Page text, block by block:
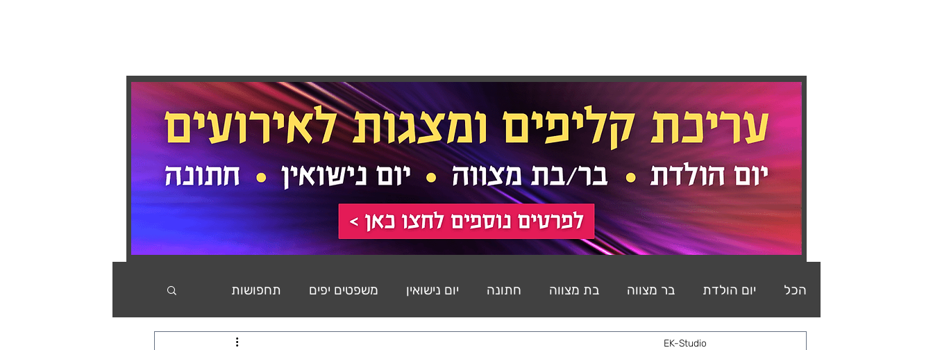
הכל יום הולדת בר מצווה בת מצווה חתונה יום נישואין משפטים יפים תחפושות
EK-Studio